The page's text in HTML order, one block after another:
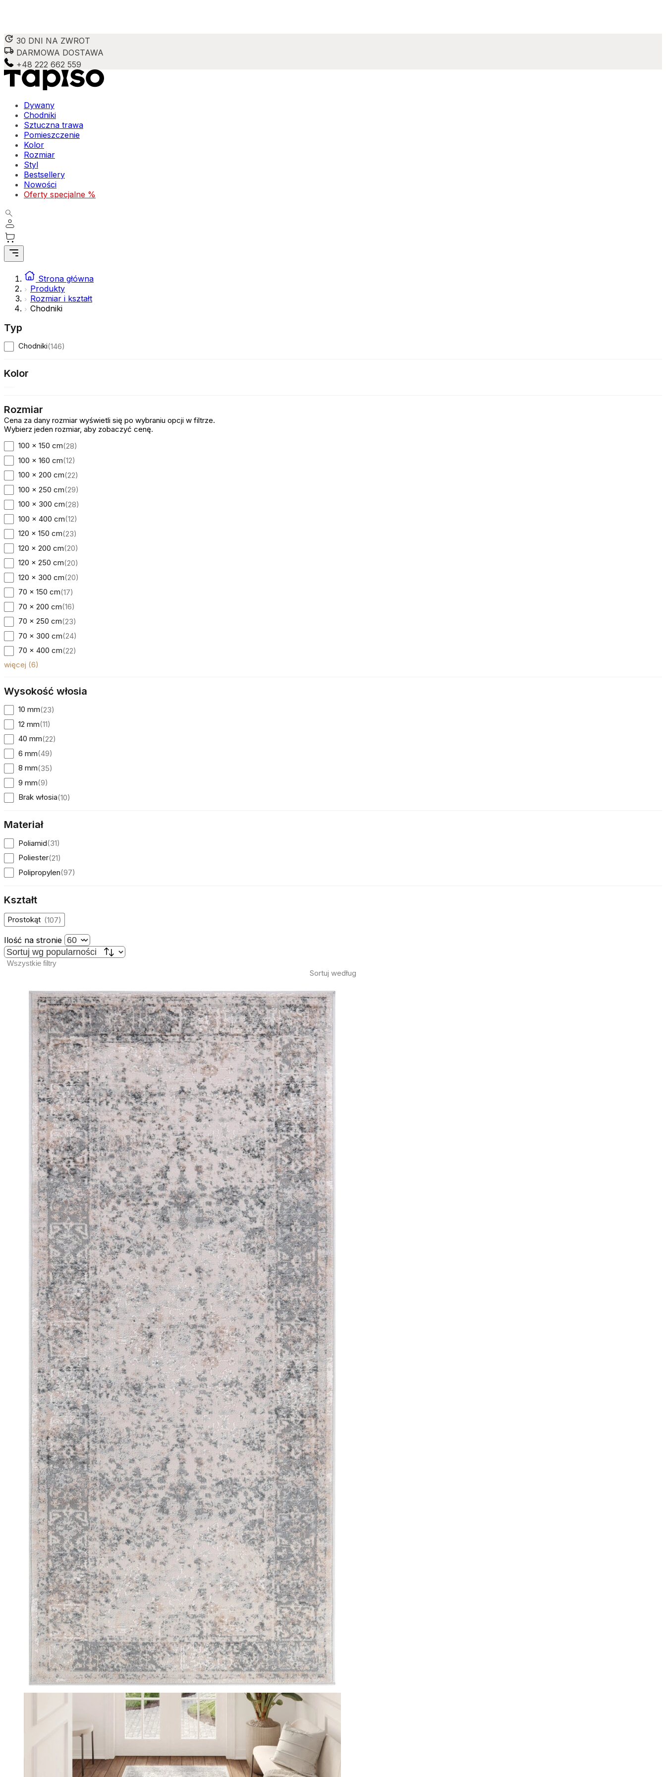
30 DNI NA ZWROT
DARMOWA DOSTAWA
+48 222 662 559
Dywany
Chodniki
Sztuczna trawa
Pomieszczenie
Kolor
Rozmiar
Styl
Bestsellery
Nowości
Oferty specjalne %
Strona główna
Produkty
Rozmiar i kształt
Chodniki
Typ
Chodniki(146)
Kolor
Rozmiar
Cena za dany rozmiar wyświetli się po wybraniu opcji w filtrze.
Wybierz jeden rozmiar, aby zobaczyć cenę.
100 x 150 cm(28)
100 x 160 cm(12)
100 x 200 cm(22)
100 x 250 cm(29)
100 x 300 cm(28)
100 x 400 cm(12)
120 x 150 cm(23)
120 x 200 cm(20)
120 x 250 cm(20)
120 x 300 cm(20)
70 x 150 cm(17)
70 x 200 cm(16)
70 x 250 cm(23)
70 x 300 cm(24)
70 x 400 cm(22)
więcej (6)
Wysokość włosia
10 mm(23)
12 mm(11)
40 mm(22)
6 mm(49)
8 mm(35)
9 mm(9)
Brak włosia(10)
Materiał
Poliamid(31)
Poliester(21)
Polipropylen(97)
Kształt
Prostokąt (107)
Ilość na stronie
Wszystkie filtry
Sortuj według
Wykorzystujemy pliki cookie do spersonalizowania treści i reklam, aby oferować funkcje społecznościowe i analizować ruch w naszej
Partnerzy mogą połączyć te informacje z innymi danymi otrzymanymi od Ciebie lub uzyskanymi podczas korzystania z ich usług.
Niezbędne
Niezbędne pliki cookie mają kluczowe znaczenie dla podstawowych funkcji witryny i witryna nie będzie działać w zamierzony sposób bez
nich. Te pliki cookie nie przechowują żadnych danych umożliwiających identyfikację osoby.
Preferencje
Pliki cookie dotyczące preferencji umożliwiają stronie zapamiętanie informacji, które zmieniają wygląd lub funkcjonowanie strony, np.
preferowany język lub region, w którym znajduje się użytkownik.
Statystyka
Statystyczne pliki cookie pomagają właścicielom stron internetowych zrozumieć, w jaki sposób różni użytkownicy zachowują się na stronie,
gromadząc i zgłaszając anonimowe informacje.
Marketing
Marketingowe pliki cookie stosowane są w celu śledzenia użytkowników na stronach internetowych. Celem jest wyświetlanie reklam, które są
istotne i interesujące dla poszczególnych użytkowników i tym samym bardziej cenne dla wydawców i reklamodawców strony trzeciej.
Nieklasyfikowane
Nieklasyfikowane pliki cookie, to pliki, które są w procesie klasyfikowania, wraz z dostawcami poszczególnych ciasteczek.
Odrzuć Zapisz moje preferencje